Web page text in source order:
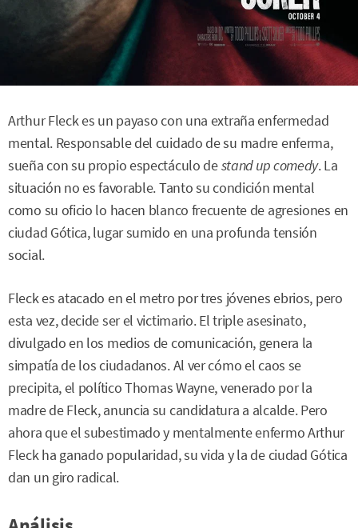
Arthur Fleck es un payaso con una extraña enfermedad
mental. Responsable del cuidado de su madre enferma,
sueña con su propio espectáculo destand up comedy. La
situación no es favorable. Tanto su condición mental
como su oficio lo hacen blanco frecuente de agresiones en
ciudad Gótica, lugar sumido en una profunda tensión
social.
Fleck es atacado en el metro por tres jóvenes ebrios, pero
esta vez, decide ser el victimario. El triple asesinato,
divulgado en los medios de comunicación, genera la
simpatía de los ciudadanos. Al ver cómo el caos se
precipita, el político Thomas Wayne, venerado por la
madre de Fleck, anuncia su candidatura a alcalde. Pero
ahora que el subestimado y mentalmente enfermo Arthur
Fleck ha ganado popularidad, su vida y la de ciudad Gótica
dan un giro radical.